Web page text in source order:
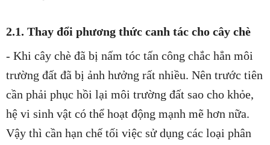
2.1. Thay đổi phương thức canh tác cho cây chè
- Khi cây chè đã bị nấm tóc tấn công chắc hẳn môi
trường đất đã bị ảnh hưởng rất nhiều. Nên trước tiên
cần phải phục hồi lại môi trường đất sao cho khỏe,
hệ vi sinh vật có thể hoạt động mạnh mẽ hơn nữa.
Vậy thì cần hạn chế tối việc sử dụng các loại phân